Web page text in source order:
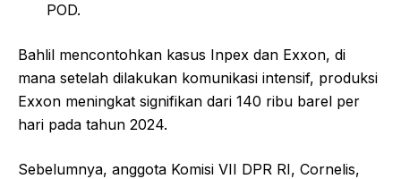
POD.
Bahlil mencontohkan kasus Inpex dan Exxon, di
mana setelah dilakukan komunikasi intensif, produksi
Exxon meningkat signifikan dari 140 ribu barel per
hari pada tahun 2024.
Sebelumnya, anggota Komisi VII DPR RI, Cornelis,